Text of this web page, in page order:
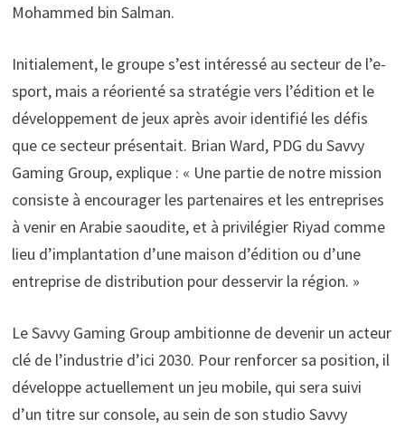
Mohammed bin Salman.
Initialement, le groupe s’est intéressé au secteur de l’e-
sport, mais a réorienté sa stratégie vers l’édition et le
développement de jeux après avoir identifié les défis
que ce secteur présentait. Brian Ward, PDG du Savvy
Gaming Group, explique : « Une partie de notre mission
consiste à encourager les partenaires et les entreprises
à venir en Arabie saoudite, et à privilégier Riyad comme
lieu d’implantation d’une maison d’édition ou d’une
entreprise de distribution pour desservir la région. »
Le Savvy Gaming Group ambitionne de devenir un acteur
clé de l’industrie d’ici 2030. Pour renforcer sa position, il
développe actuellement un jeu mobile, qui sera suivi
d’un titre sur console, au sein de son studio Savvy